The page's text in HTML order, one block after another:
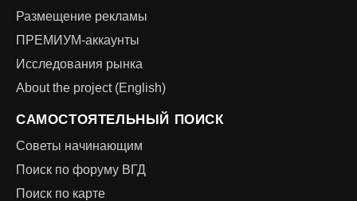
Размещение рекламы
ПРЕМИУМ-аккаунты
Исследования рынка
About the project (English)
САМОСТОЯТЕЛЬНЫЙ ПОИСК
Советы начинающим
Поиск по форуму ВГД
Поиск по карте